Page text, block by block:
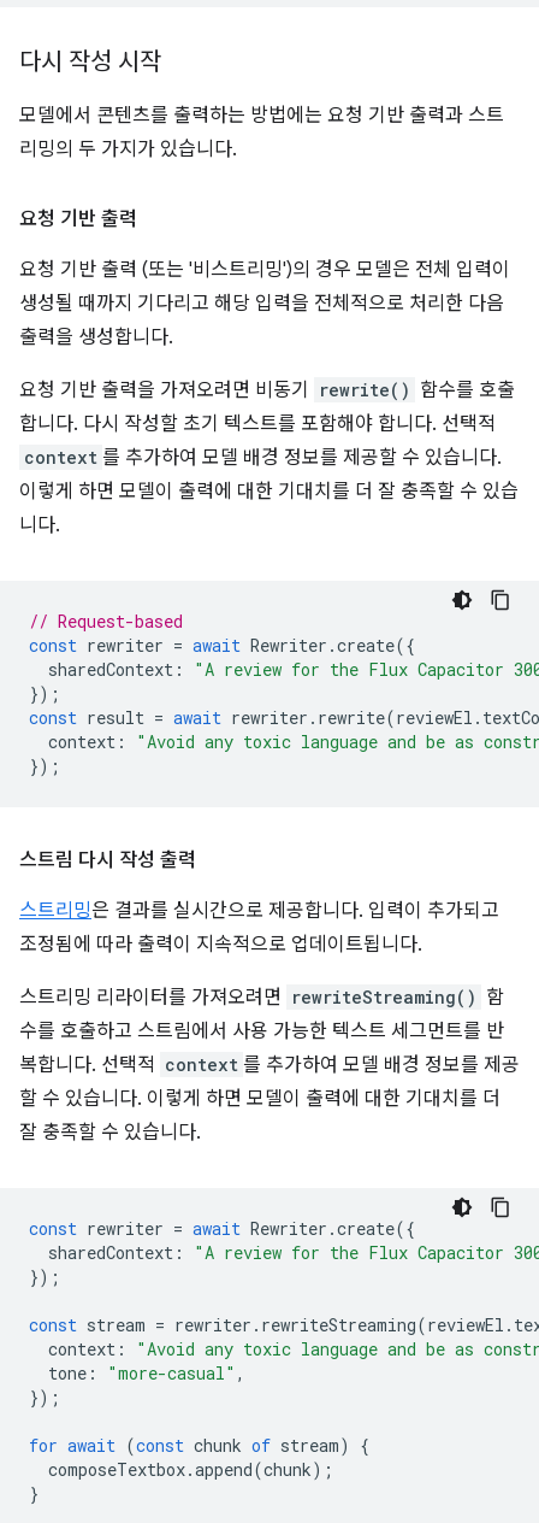
다시 작성 시작
모델에서 콘텐츠를 출력하는 방법에는 요청 기반 출력과 스트
리밍의 두 가지가 있습니다.
요청 기반 출력
요청 기반 출력 (또는 '비스트리밍')의 경우 모델은 전체 입력이
생성될 때까지 기다리고 해당 입력을 전체적으로 처리한 다음
출력을 생성합니다.
요청 기반 출력을 가져오려면 비동기 rewrite() 함수를 호출
합니다. 다시 작성할 초기 텍스트를 포함해야 합니다. 선택적
context 를 추가하여 모델 배경 정보를 제공할 수 있습니다.
이렇게 하면 모델이 출력에 대한 기대치를 더 잘 충족할 수 있습
니다.
// Request-based
const rewriter = await Rewriter .create({
sharedContext :
"A review for the Flux Capacitor
});
const result = await rewriter . rewrite(reviewEl .
context :
"Avoid any toxic language and be as
});
스트림 다시 작성 출력
스트리밍은 결과를 실시간으로 제공합니다. 입력이 추가되고
조정됨에 따라 출력이 지속적으로 업데이트됩니다.
스트리밍 리라이터를 가져오려면 rewriteStreaming() 함
수를 호출하고 스트림에서 사용 가능한 텍스트 세그먼트를 반
복합니다. 선택적 context 를 추가하여 모델 배경 정보를 제공
할 수 있습니다. 이렇게 하면 모델이 출력에 대한 기대치를 더
잘 충족할 수 있습니다.
const rewriter = await Rewriter .create({
sharedContext :
"A review for the Flux Capacitor
});
const stream = rewriter . rewriteStreaming(reviewEl .
context :
"Avoid any toxic language and be as
tone : "more-casual" ,
});
for await (const chunk of stream)
{
composeTextbox.append(chunk);
}